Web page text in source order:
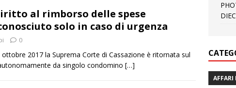
al rimborso delle spese
solo in caso di urgenza
0
2017 la Suprema Corte di Cassazione è ritornata sul
da singolo condomino […]
AFFARI